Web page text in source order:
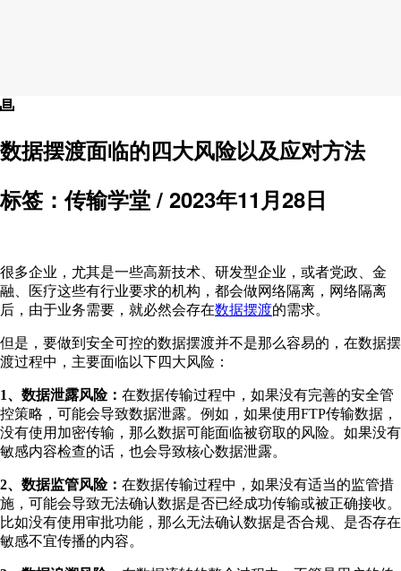
数据摆渡面临的四大风险以及应对方法
标签：传输学堂 / 2023年11月28日
很多企业，尤其是一些高新技术、研发型企业，或者党政、金
融、医疗这些有行业要求的机构，都会做网络隔离，网络隔离
后，由于业务需要，就必然会存在数据摆渡的需求。
但是，要做到安全可控的数据摆渡并不是那么容易的，在数据摆
渡过程中，主要面临以下四大风险：
1、数据泄露风险： 在数据传输过程中，如果没有完善的安全管
控策略，可能会导致数据泄露。例如，如果使用FTP传输数据，
没有使用加密传输，那么数据可能面临被窃取的风险。如果没有
敏感内容检查的话，也会导致核心数据泄露。
2、数据监管风险： 在数据传输过程中，如果没有适当的监管措
施，可能会导致无法确认数据是否已经成功传输或被正确接收。
比如没有使用审批功能，那么无法确认数据是否合规、是否存在
敏感不宜传播的内容。